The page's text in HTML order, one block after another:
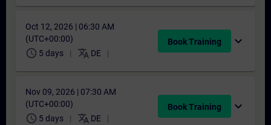
Oct 12, 2026 | 06:30 AM
(UTC+00:00)
schedule 5 days translate DE
Book Training expand_more
Nov 09, 2026 | 07:30 AM
(UTC+00:00)
schedule 5 days translate DE
Book Training expand_more